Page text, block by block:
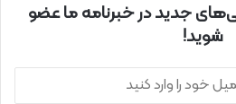
جدید در خبرنامه ما عضو
شوید!